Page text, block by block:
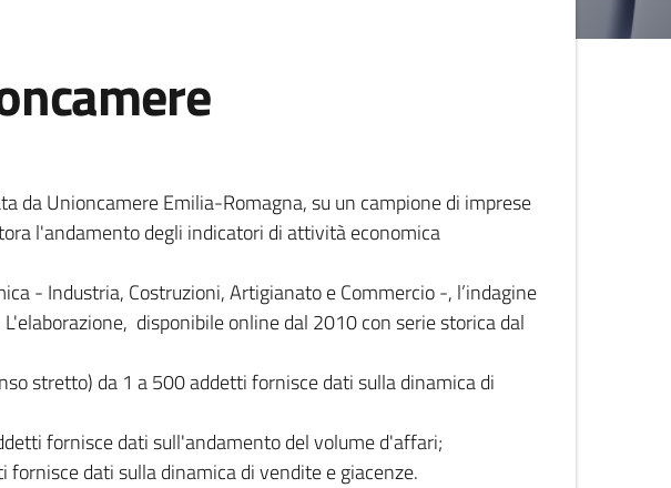
da Unioncamere Emilia-Romagna, su un campione di imprese
l'andamento degli indicatori di attività economica
- Industria, Costruzioni, Artigianato e Commercio -, l’indagine
disponibile online dal 2010 con serie storica dal
stretto) da 1 a 500 addetti fornisce dati sulla dinamica di
fornisce dati sull'andamento del volume d'affari;
dati sulla dinamica di vendite e giacenze.